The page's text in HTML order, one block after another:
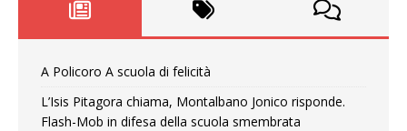
A Policoro A scuola di felicità
L’Isis Pitagora chiama, Montalbano Jonico risponde.
Flash-Mob in difesa della scuola smembrata